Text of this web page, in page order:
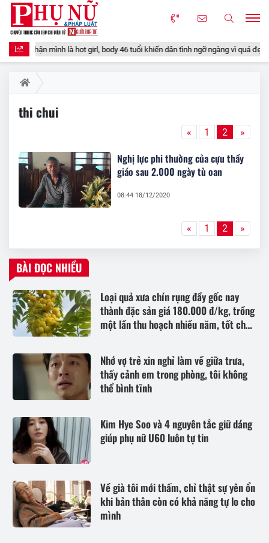
tự nhận mình là hot girl, body 46 tuổi khiến dân tình ngỡ ngàng vì quá đẹp
thi chui
« 1 2 »
Nghị lực phi thường của cựu thầy
giáo sau 2.000 ngày tù oan
08:44 18/12/2020
« 1 2 »
BÀI ĐỌC NHIỀU
Loại quả xưa chín rụng đầy gốc nay
thành đặc sản giá 180.000 đ/kg, trồng
một lần thu hoạch nhiều năm, tốt cho
Nhớ vợ trẻ xin nghỉ làm về giữa trưa,
thấy cảnh em trong phòng, tôi không
thể bình tĩnh
Kim Hye Soo và 4 nguyên tắc giữ dáng
giúp phụ nữ U60 luôn tự tin
Về già tôi mới thấm, chỉ thật sự yên ổn
khi bản thân còn có khả năng tự lo cho
mình